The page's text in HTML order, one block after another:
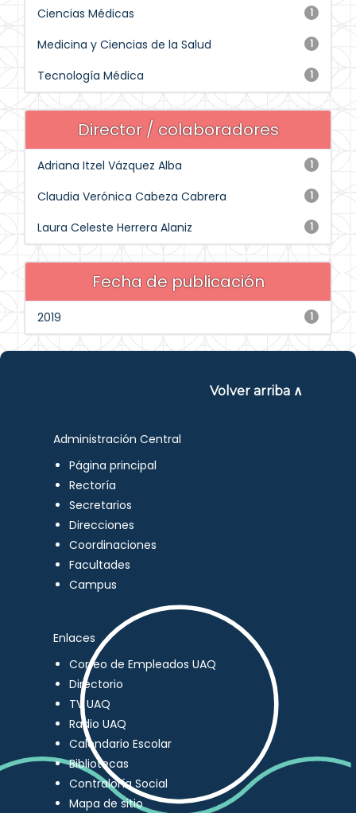
1
Ciencias Médicas
1
Medicina y Ciencias de la Salud
1
Tecnología Médica
Director / colaboradores
1
Adriana Itzel Vázquez Alba
1
Claudia Verónica Cabeza Cabrera
1
Laura Celeste Herrera Alaniz
Fecha de publicación
1
2019
Volver arriba ∧
Administración Central
Página principal
Rectoría
Secretarios
Direcciones
Coordinaciones
Facultades
Campus
Enlaces
Correo de Empleados UAQ
Directorio
TV UAQ
Radio UAQ
Calendario Escolar
Bibliotecas
Contraloría Social
Mapa de sitio